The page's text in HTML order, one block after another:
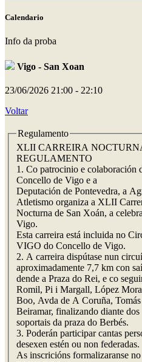
Calendario
Info da proba
Vigo - San Xoan
23/06/2026 21:00 - 22:10
Voltar
Regulamento
XLII CARREIRA
REGULAMENTO
1. Co patrocinio e colaboración
Concello de Vigo e a
Deputación de Pontevedra, a
Atletismo organiza a XLII
Nocturna de San Xoán, a
Vigo.
Esta carreira está incluida no
VIGO do Concello de Vigo.
2. A carreira dispútase nun
aproximadamente 7,7 km con
dende a Praza do Rei, e co
Romil, Pi i Margall, López
Boo, Avda de A Coruña,
Beiramar, finalizando diante dos
soportais da praza do Berbés.
3. Poderán participar cantas
desexen estén ou non federadas.
As inscricións formalizaranse